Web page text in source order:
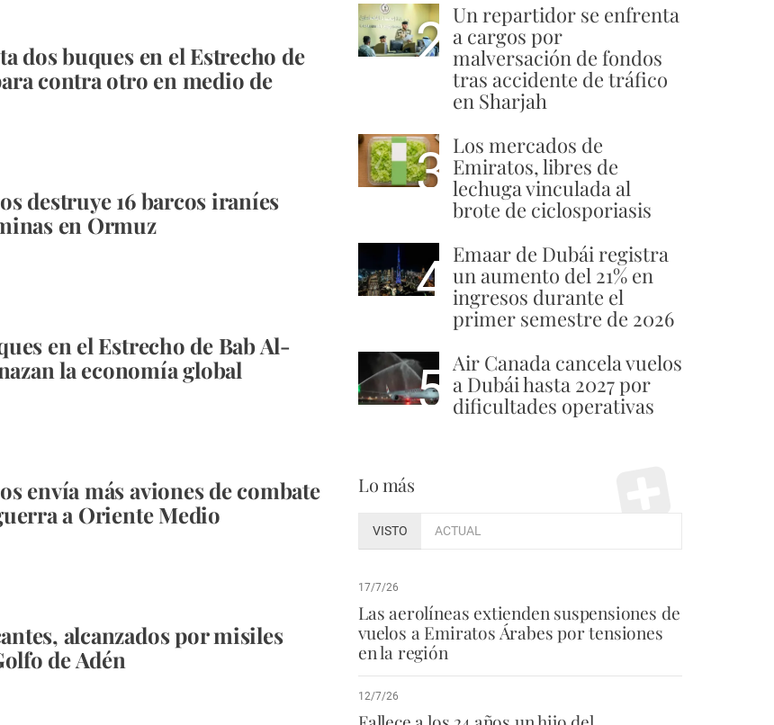
dos buques en el Estrecho de
contra otro en medio de
destruye 16 barcos iraníes
en Ormuz
en el Estrecho de Bab Al-
la economía global
envía más aviones de combate
a Oriente Medio
alcanzados por misiles
de Adén
2 Un repartidor se enfrenta
a cargos por
malversación de fondos
tras accidente de tráfico
en Sharjah
3 Los mercados de
Emiratos, libres de
lechuga vinculada al
brote de ciclosporiasis
4 Emaar de Dubái registra
un aumento del 21% en
ingresos durante el
primer semestre de 2026
5 Air Canada cancela vuelos
a Dubái hasta 2027 por
dificultades operativas
Lo más
VISTO ACTUAL
17/7/26
Las aerolíneas extienden suspensiones de
vuelos a Emiratos Árabes por tensiones
en la región
12/7/26